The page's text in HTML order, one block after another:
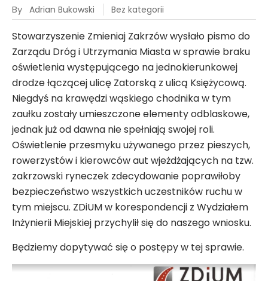
By Adrian Bukowski Bez kategorii
Stowarzyszenie Zmieniaj Zakrzów wysłało pismo do
Zarządu Dróg i Utrzymania Miasta w sprawie braku
oświetlenia występującego na jednokierunkowej
drodze łączącej ulicę Zatorską z ulicą Księżycową.
Niegdyś na krawędzi wąskiego chodnika w tym
zaułku zostały umieszczone elementy odblaskowe,
jednak już od dawna nie spełniają swojej roli.
Oświetlenie przesmyku używanego przez pieszych,
rowerzystów i kierowców aut wjeżdżających na tzw.
zakrzowski ryneczek zdecydowanie poprawiłoby
bezpieczeństwo wszystkich uczestników ruchu w
tym miejscu. ZDiUM w korespondencji z Wydziałem
Inżynierii Miejskiej przychylił się do naszego wniosku.
Będziemy dopytywać się o postępy w tej sprawie.